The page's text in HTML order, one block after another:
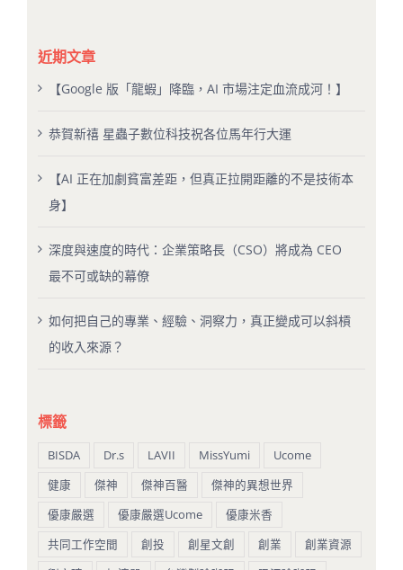
近期文章
【Google 版「龍蝦」降臨，AI 市場注定血流成河！】
恭賀新禧 星蟲子數位科技祝各位馬年行大運
【AI 正在加劇貧富差距，但真正拉開距離的不是技術本
身】
深度與速度的時代：企業策略長（CSO）將成為 CEO
最不可或缺的幕僚
如何把自己的專業、經驗、洞察力，真正變成可以斜槓
的收入來源？
標籤
BISDA Dr.s LAVII MissYumi
Ucome
健康
傑神 傑神百醫
傑神的異想世界
優康嚴選
優康嚴選Ucome
優康米香
共同工作空間
創投 創星文創 創業
創業資源